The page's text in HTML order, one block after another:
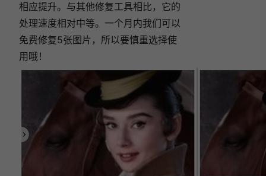
相应提升。与其他修复工具相比，它的
处理速度相对中等。一个月内我们可以
免费修复5张图片，所以要慎重选择使
用哦！